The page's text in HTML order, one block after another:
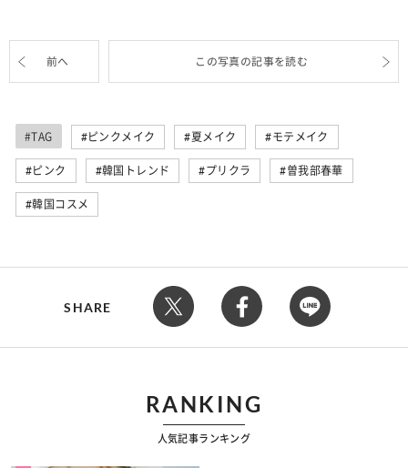
前へ この写真の記事を読む
#TAG ピンクメイク 夏メイク モテメイク
ピンク 韓国トレンド プリクラ 曽我部春華
韓国コスメ
SHARE
RANKING
人気記事ランキング